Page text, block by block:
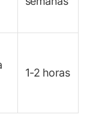
1-2 horas